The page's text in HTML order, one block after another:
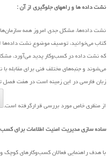
نشت داده ها و راههای جلوگیری از آن :
نشت داده‌ها، مشکل جدی امروز همه
کتاب ‌می‌خوانید، توصیف موضوع نشت داده‌ها
که نشت داده در کسب‌و‌کار پدید ‌می‌آورد،
‌می‌شوند و جنبه‌های مختلف فنی برای مقابله
زبان فارسی در این زمینه است در هفت
از منظری خاص مورد بررسی قرارگرفته است.
ساده سازی مدیریت امنیت اطلاعات برای
با هدف راهنمایی فعالان کسب‌وکارهای کوچک